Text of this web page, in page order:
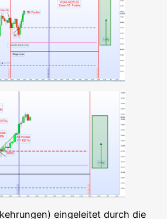
ein­ge­lei­tet durch die